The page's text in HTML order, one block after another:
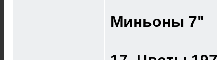
Миньоны 7"